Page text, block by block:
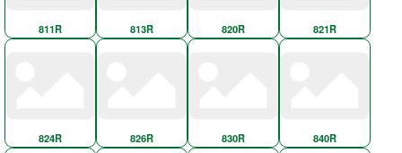
811R 813R 820R 821R
824R 826R 830R 840R